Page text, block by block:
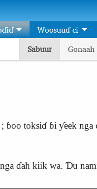
Sabuur
Woosuuɗ ci
toksiɗ ɓi ƴeek
ɗah kiik wa. Ɗu